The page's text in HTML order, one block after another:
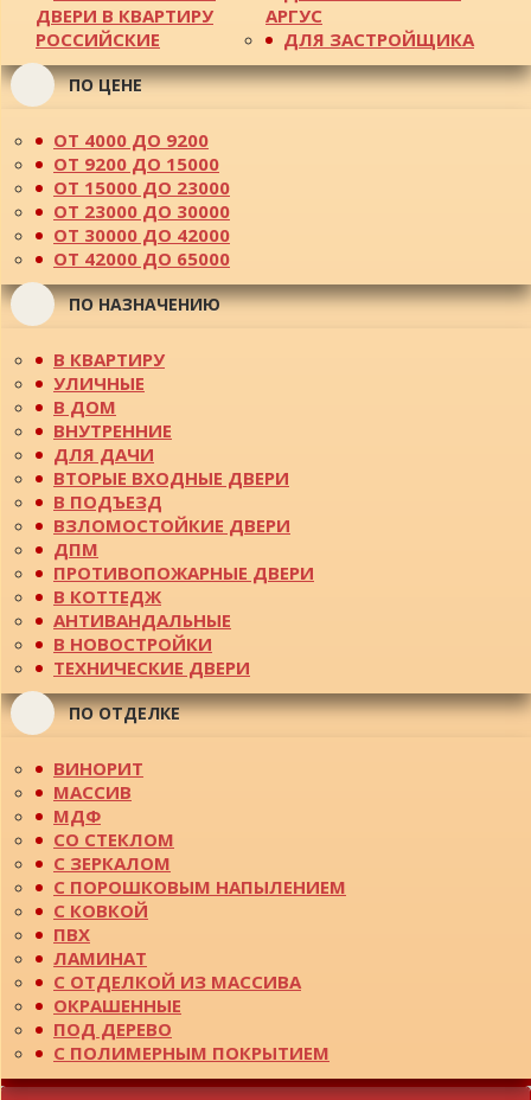
ДВЕРИ В КВАРТИРУ
РОССИЙСКИЕ
АРГУС
ДЛЯ ЗАСТРОЙЩИКА
ПО ЦЕНЕ
ОТ 4000 ДО 9200
ОТ 9200 ДО 15000
ОТ 15000 ДО 23000
ОТ 23000 ДО 30000
ОТ 30000 ДО 42000
ОТ 42000 ДО 65000
ПО НАЗНАЧЕНИЮ
В КВАРТИРУ
УЛИЧНЫЕ
В ДОМ
ВНУТРЕННИЕ
ДЛЯ ДАЧИ
ВТОРЫЕ ВХОДНЫЕ ДВЕРИ
В ПОДЪЕЗД
ВЗЛОМОСТОЙКИЕ ДВЕРИ
ДПМ
ПРОТИВОПОЖАРНЫЕ ДВЕРИ
В КОТТЕДЖ
АНТИВАНДАЛЬНЫЕ
В НОВОСТРОЙКИ
ТЕХНИЧЕСКИЕ ДВЕРИ
ПО ОТДЕЛКЕ
ВИНОРИТ
МАССИВ
МДФ
СО СТЕКЛОМ
С ЗЕРКАЛОМ
С ПОРОШКОВЫМ НАПЫЛЕНИЕМ
С КОВКОЙ
ПВХ
ЛАМИНАТ
С ОТДЕЛКОЙ ИЗ МАССИВА
ОКРАШЕННЫЕ
ПОД ДЕРЕВО
С ПОЛИМЕРНЫМ ПОКРЫТИЕМ